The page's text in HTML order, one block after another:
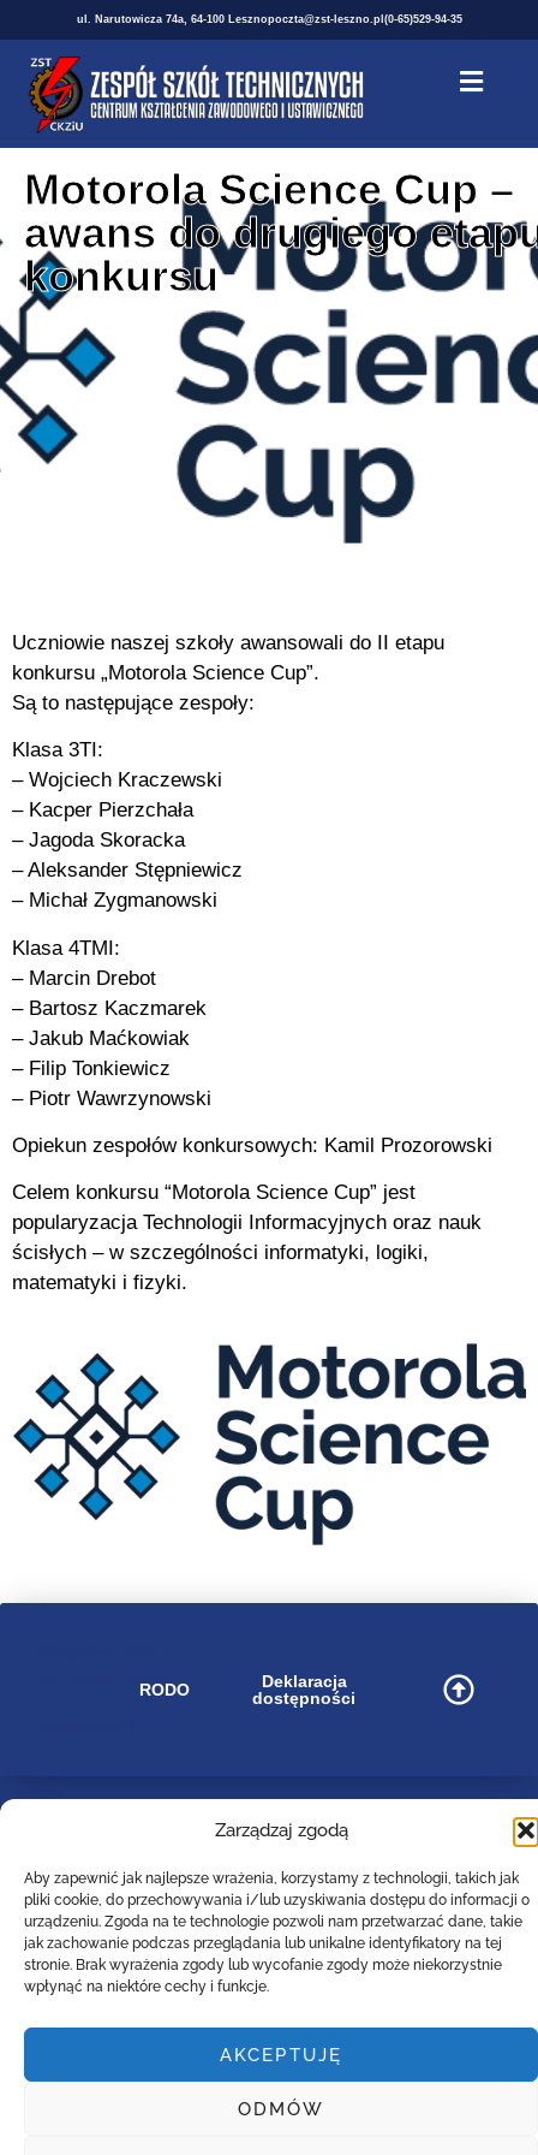
Zarządzaj zgodą
Aby zapewnić jak najlepsze wrażenia, korzystamy z technologii, takich jak
pliki cookie, do przechowywania i/lub uzyskiwania dostępu do informacji o
urządzeniu. Zgoda na te technologie pozwoli nam przetwarzać dane, takie
jak zachowanie podczas przeglądania lub unikalne identyfikatory na tej
stronie. Brak wyrażenia zgody lub wycofanie zgody może niekorzystnie
wpłynąć na niektóre cechy i funkcje.
AKCEPTUJĘ
ODMÓW
ul. Narutowicza 74a, 64-100 Lesznopoczta@zst-leszno.pl (0-65)529-94-35
Motorola Science Cup –
awans do drugiego
konkursu
Uczniowie naszej szkoły awansowali do II etapu
konkursu „Motorola Science Cup”.
Są to następujące zespoły:
Klasa 3TI:
– Wojciech Kraczewski
– Kacper Pierzchała
– Jagoda Skoracka
– Aleksander Stępniewicz
– Michał Zygmanowski
Klasa 4TMI:
– Marcin Drebot
– Bartosz Kaczmarek
– Jakub Maćkowiak
– Filip Tonkiewicz
– Piotr Wawrzynowski
Opiekun zespołów konkursowych: Kamil Prozorowski
Celem konkursu “Motorola Science Cup” jest
popularyzacja Technologii Informacyjnych oraz nauk
ścisłych – w szczególności informatyki, logiki,
matematyki i fizyki.
RODO
Deklaracja
dostępności
Zespół Szkół Technicznych
w Lesznie
im. 55. Poznańskiego Pułku Piechoty
ul. Narutowicza 74a, 64-100 Leszno (woj. wielkopolskie)
Tel: (0-65)529-94-35
Email :poczta@zst-leszno.pl
Copyright. 2022. LiveProduction